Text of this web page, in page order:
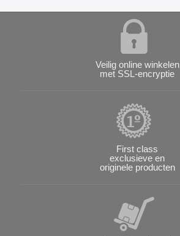
Veilig online winkelen
met SSL-encryptie
First class
exclusieve en
originele producten